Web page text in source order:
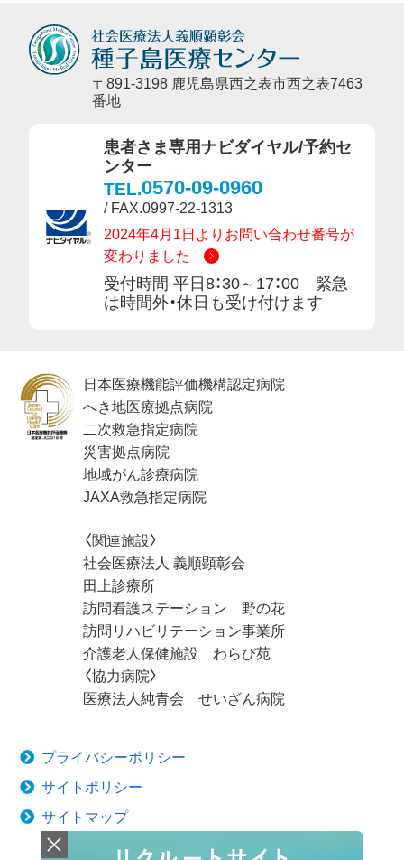
〒891-3198 鹿児島県西之表市西之表7463
番地
患者さま専用ナビダイヤル/予約セ
ンター
TEL.0570-09-0960
/ FAX.0997-22-1313
2024年4月1日よりお問い合わせ番号が
変わりました
受付時間 平日8：30～17：00 緊急
は時間外・休日も受け付けます
日本医療機能評価機構認定病院
へき地医療拠点病院
二次救急指定病院
災害拠点病院
地域がん診療病院
JAXA救急指定病院
〈関連施設〉
社会医療法人 義順顕彰会
田上診療所
訪問看護ステーション 野の花
訪問リハビリテーション事業所
介護老人保健施設 わらび苑
〈協力病院〉
医療法人純青会 せいざん病院
プライバシーポリシー
サイトポリシー
サイトマップ